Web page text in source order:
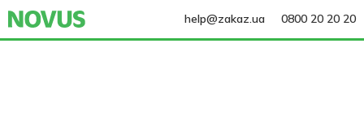
help@zakaz.ua 0800 20 20 20